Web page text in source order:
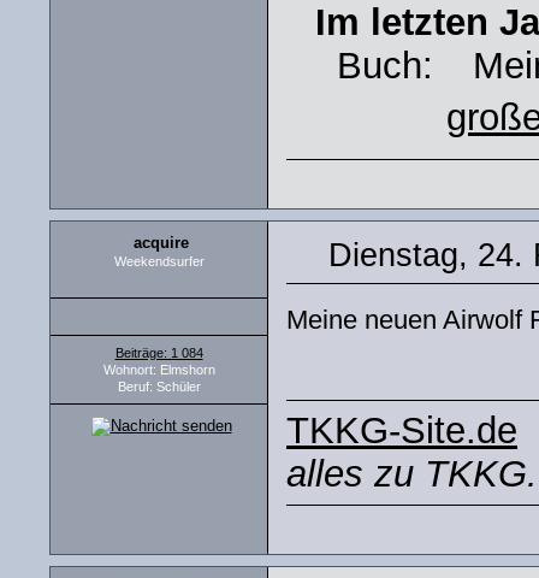
Im letzten
Buch:
acquire
Weekendsurfer
Beiträge: 1 084
Wohnort: Elmshorn
Beruf: Schüler
Dienstag, 24.
Meine neuen Airwolf
TKKG-Site.de
alles zu TKKG.